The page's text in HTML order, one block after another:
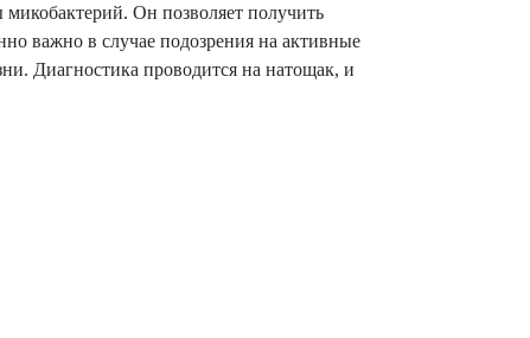
Он позволяет получить
важно в случае подозрения на активные
Диагностика проводится на натощак, и